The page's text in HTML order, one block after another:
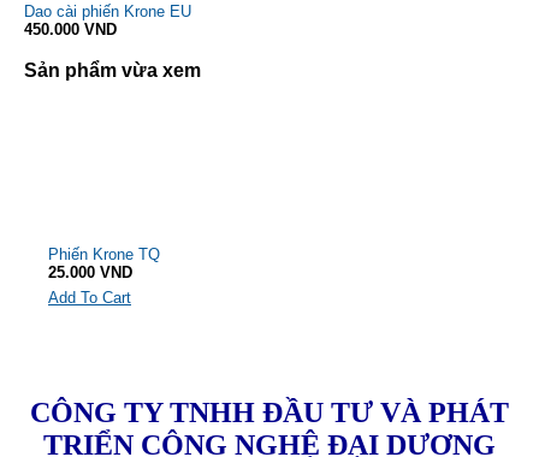
Dao cài phiến Krone EU
450.000 VND
Sản phẩm vừa xem
Phiến Krone TQ
25.000 VND
Add To Cart
CÔNG TY TNHH ĐẦU TƯ VÀ PHÁT
TRIỂN CÔNG NGHỆ ĐẠI DƯƠNG